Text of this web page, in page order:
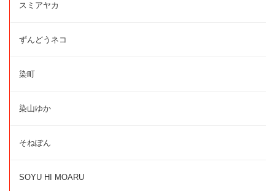
スミアヤカ
ずんどうネコ
染町
染山ゆか
そねぽん
SOYU HI MOARU